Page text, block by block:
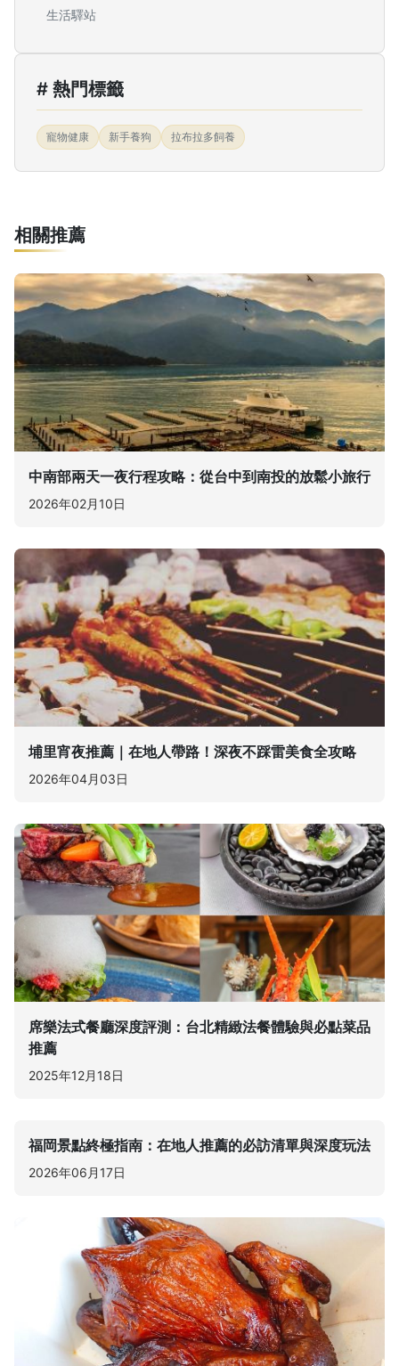
生活驛站
# 熱門標籤
寵物健康 新手養狗 拉布拉多飼養
相關推薦
中南部兩天一夜行程攻略：從台中到南投的放鬆小旅行
2026年02月10日
埔里宵夜推薦｜在地人帶路！深夜不踩雷美食全攻略
2026年04月03日
席樂法式餐廳深度評測：台北精緻法餐體驗與必點菜品
推薦
2025年12月18日
福岡景點終極指南：在地人推薦的必訪清單與深度玩法
2026年06月17日